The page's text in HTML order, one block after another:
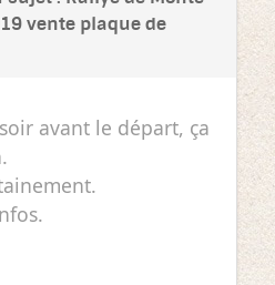
vente plaque de
avant le départ, ça